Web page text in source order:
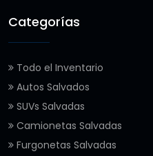
Categorías
Todo el Inventario
Autos Salvados
SUVs Salvadas
Camionetas Salvadas
Furgonetas Salvadas